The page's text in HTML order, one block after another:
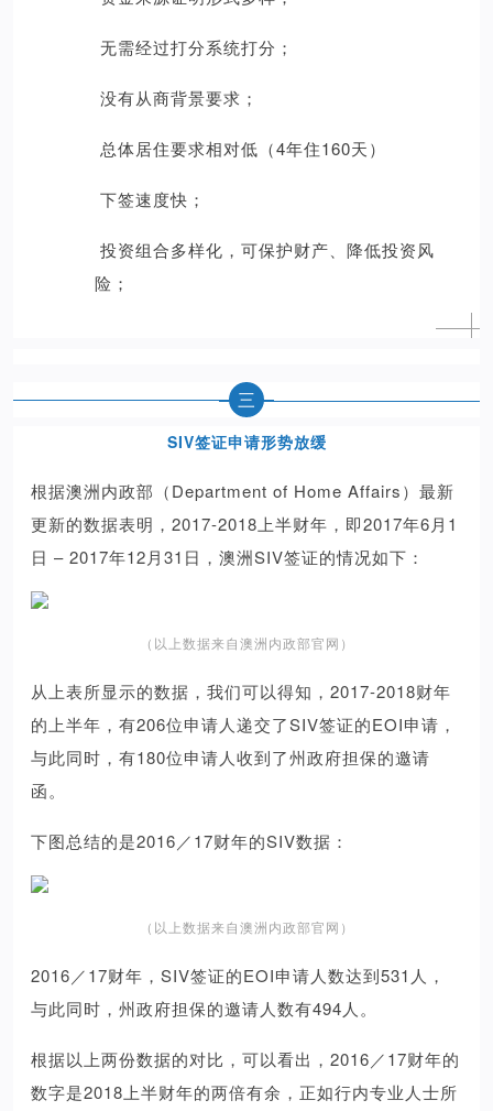
无需经过打分系统打分；
没有从商背景要求；
总体居住要求相对低（4年住160天）
下签速度快；
投资组合多样化，可保护财产、降低投资风
险；
三
SIV签证申请形势放缓
根据澳洲内政部（Department of Home Affairs）最新
更新的数据表明，2017-2018上半财年，即2017年6月1
日 – 2017年12月31日，澳洲SIV签证的情况如下：
（以上数据来自澳洲内政部官网）
从上表所显示的数据，我们可以得知，2017-2018财年
的上半年，有206位申请人递交了SIV签证的EOI申请，
与此同时，有180位申请人收到了州政府担保的邀请
函。
下图总结的是2016／17财年的SIV数据：
（以上数据来自澳洲内政部官网）
2016／17财年，SIV签证的EOI申请人数达到531人，
与此同时，州政府担保的邀请人数有494人。
根据以上两份数据的对比，可以看出，2016／17财年的
数字是2018上半财年的两倍有余，正如行内专业人士所